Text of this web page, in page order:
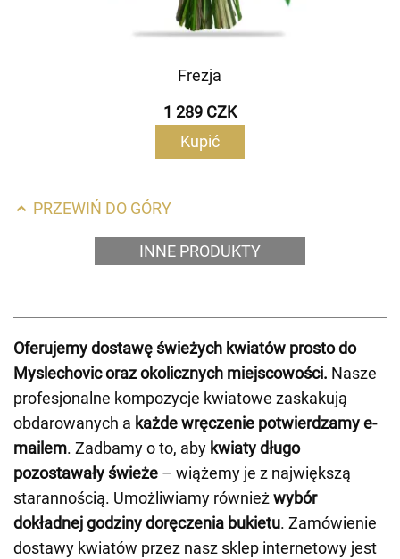
Frezja
1 289 CZK
Kupić
PRZEWIŃ DO GÓRY
INNE PRODUKTY
Oferujemy dostawę świeżych kwiatów prosto do
Myslechovic oraz okolicznych miejscowości. Nasze
profesjonalne kompozycje kwiatowe zaskakują
obdarowanych a każde wręczenie potwierdzamy e-
mailem. Zadbamy o to, aby kwiaty długo
pozostawały świeże – wiążemy je z największą
starannością. Umożliwiamy równieżwybór
dokładnej godziny doręczenia bukietu. Zamówienie
dostawy kwiatów przez nasz sklep internetowy jest